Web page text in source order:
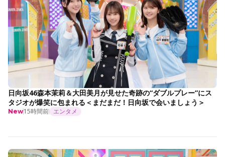
日向坂46森本茉莉＆大田美月が見せた奇跡の“ダブルプレー”にス
タジオが爆笑に包まれる＜まだまだ！日向坂で会いましょう＞
New15時間前 エンタメ